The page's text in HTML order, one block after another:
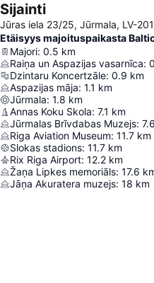
Sijainti
Jūras iela 23/25, Jūrmala, LV-
Etäisyys majoituspaikasta Baltic
Majori: 0.5 km
Raiņa un Aspazijas vasarnīca:
Dzintaru Koncertzāle: 0.9 km
Aspazijas māja: 1.1 km
Jūrmala: 1.8 km
Annas Koku Skola: 7.1 km
Jūrmalas Brīvdabas Muzejs: 7.6
Riga Aviation Museum: 11.7 km
Slokas stadions: 11.7 km
Rix Riga Airport: 12.2 km
Žaņa Lipkes memoriāls: 17.6
Jāņa Akuratera muzejs: 18 km